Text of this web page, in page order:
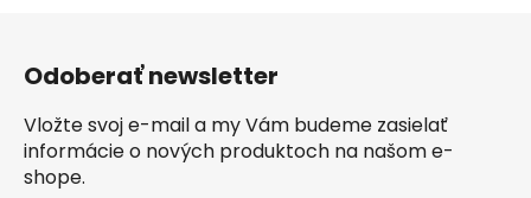
e
p
r
v
e
Odoberať newsletter
Vložte svoj e-mail a my Vám budeme zasielať
informácie o nových produktoch na našom e-
shope.